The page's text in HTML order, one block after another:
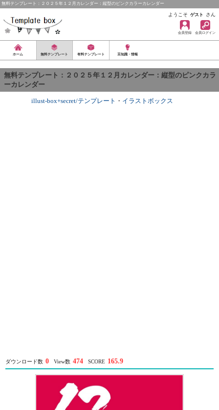
無料テンプレート：２０２５年１２月カレンダー：縦型のピンクカラーカレンダー
ようこそ ゲスト さん
会員登録 会員ログイン
ホーム 無料テンプレート 有料テンプレート 豆知識・情報
無料テンプレート：２０２５年１２月カレンダー：縦型のピンクカラ
ーカレンダー
illust-box+secret/テンプレート ・ イラストボックス
ダウンロード数 0 View数 474 SCORE 165.9